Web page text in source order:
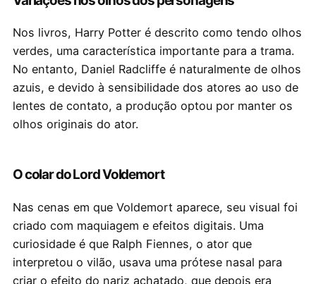
Nos livros, Harry Potter é descrito como tendo olhos
verdes, uma característica importante para a trama.
No entanto, Daniel Radcliffe é naturalmente de olhos
azuis, e devido à sensibilidade dos atores ao uso de
lentes de contato, a produção optou por manter os
olhos originais do ator.
O colar do Lord Voldemort
Nas cenas em que Voldemort aparece, seu visual foi
criado com maquiagem e efeitos digitais. Uma
curiosidade é que Ralph Fiennes, o ator que
interpretou o vilão, usava uma prótese nasal para
criar o efeito do nariz achatado, que depois era